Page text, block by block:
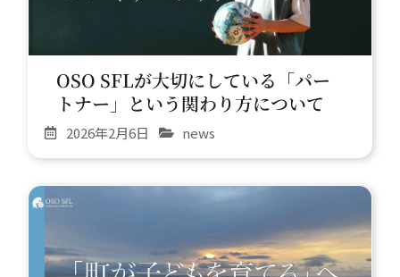
OSO SFLが大切にしている「パー
トナー」という関わり方について
2026年2月6日 news